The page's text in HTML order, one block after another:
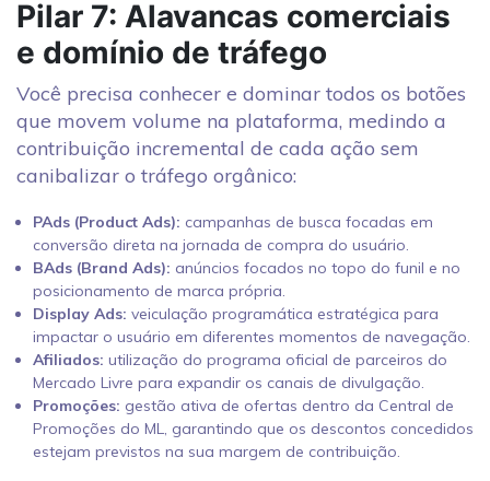
Pilar 7: Alavancas comerciais
e domínio de tráfego
Você precisa conhecer e dominar todos os botões
que movem volume na plataforma, medindo a
contribuição incremental de cada ação sem
canibalizar o tráfego orgânico:
PAds (Product Ads): campanhas de busca focadas em
conversão direta na jornada de compra do usuário.
BAds (Brand Ads): anúncios focados no topo do funil e no
posicionamento de marca própria.
Display Ads: veiculação programática estratégica para
impactar o usuário em diferentes momentos de navegação.
Afiliados: utilização do programa oficial de parceiros do
Mercado Livre para expandir os canais de divulgação.
Promoções: gestão ativa de ofertas dentro da Central de
Promoções do ML, garantindo que os descontos concedidos
estejam previstos na sua margem de contribuição.